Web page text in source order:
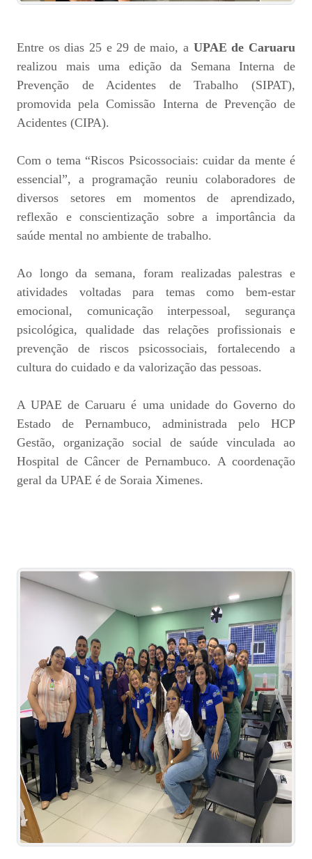
Entre os dias 25 e 29 de maio, a UPAE de Caruaru
realizou mais uma edição da Semana Interna de
Prevenção de Acidentes de Trabalho (SIPAT),
promovida pela Comissão Interna de Prevenção de
Acidentes (CIPA).
Com o tema “Riscos Psicossociais: cuidar da mente é
essencial”, a programação reuniu colaboradores de
diversos setores em momentos de aprendizado,
reflexão e conscientização sobre a importância da
saúde mental no ambiente de trabalho.
Ao longo da semana, foram realizadas palestras e
atividades voltadas para temas como bem-estar
emocional, comunicação interpessoal, segurança
psicológica, qualidade das relações profissionais e
prevenção de riscos psicossociais, fortalecendo a
cultura do cuidado e da valorização das pessoas.
A UPAE de Caruaru é uma unidade do Governo do
Estado de Pernambuco, administrada pelo HCP
Gestão, organização social de saúde vinculada ao
Hospital de Câncer de Pernambuco. A coordenação
geral da UPAE é de Soraia Ximenes.